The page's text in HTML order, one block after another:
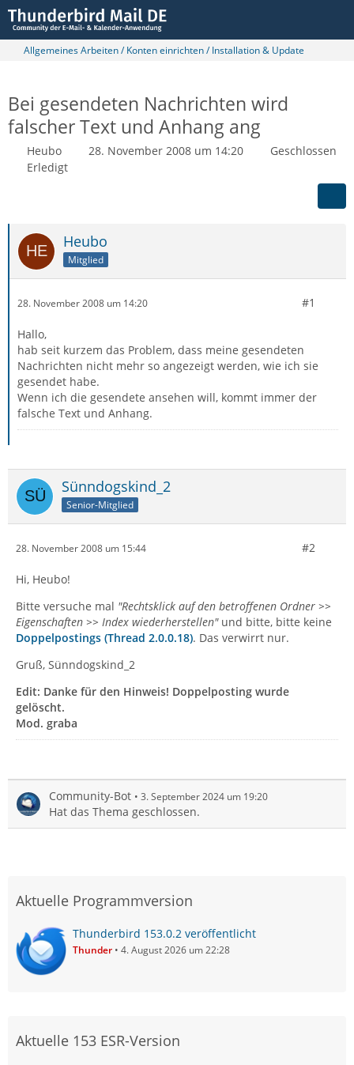
Allgemeines Arbeiten / Konten einrichten / Installation & Update
Bei gesendeten Nachrichten wird
falscher Text und Anhang ang
Heubo 28. November 2008 um 14:20
Geschlossen
Erledigt
Heubo
Mitglied
28. November 2008 um 14:20 #1
Hallo,
hab seit kurzem das Problem, dass meine gesendeten
Nachrichten nicht mehr so angezeigt werden, wie ich sie
gesendet habe.
Wenn ich die gesendete ansehen will, kommt immer der
falsche Text und Anhang.
Sünndogskind_2
Senior-Mitglied
28. November 2008 um 15:44 #2
Hi, Heubo!
Bitte versuche mal "Rechtsklick auf den betroffenen Ordner >>
Eigenschaften >> Index wiederherstellen"und bitte, bitte keine
Doppelpostings (Thread 2.0.0.18). Das verwirrt nur.
Gruß, Sünndogskind_2
Edit: Danke für den Hinweis! Doppelposting wurde
gelöscht.
Mod. graba
Community-Bot 3. September 2024 um 19:20
Hat das Thema geschlossen.
Aktuelle Programmversion
Thunderbird 153.0.2 veröffentlicht
Thunder 4. August 2026 um 22:28
Aktuelle 153 ESR-Version